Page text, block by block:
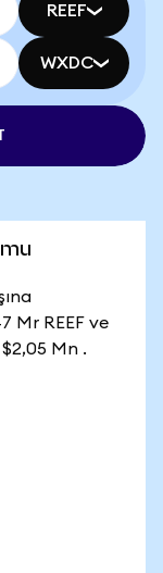
REEF
WXDC
Mr REEF ve
Mn .